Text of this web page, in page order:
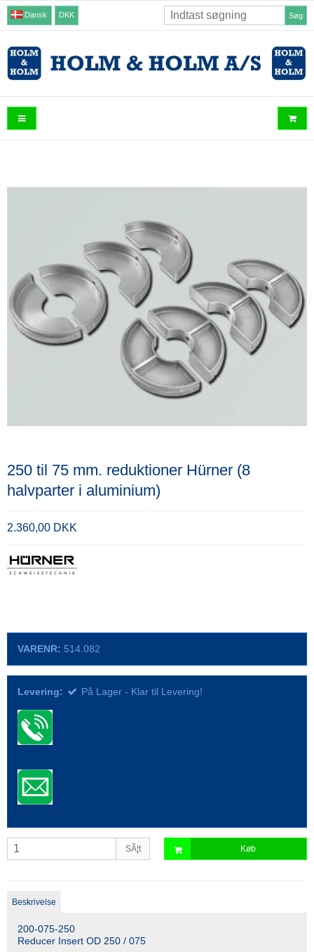
Dansk DKK Søg
250 til 75 mm. reduktioner Hürner (8
halvparter i aluminium)
2.360,00 DKK
VARENR: 514.082
Levering: På Lager - Klar til Levering!
SÃ¦t Køb
Beskrivelse
200-075-250
Reducer Insert OD 250 / 075